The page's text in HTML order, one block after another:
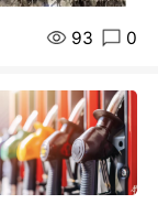
93 0